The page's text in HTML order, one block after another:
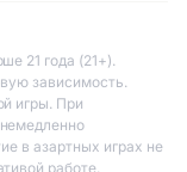
21 года (21+).
зависимость.
игры. При
в азартных играх не
работе.